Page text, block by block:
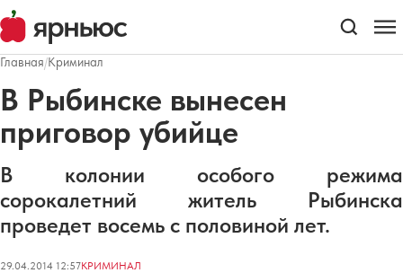
Главная/Криминал
В Рыбинске вынесен
приговор убийце
В колонии особого режима
сорокалетний житель Рыбинска
проведет восемь с половиной лет.
29.04.2014 12:57КРИМИНАЛ